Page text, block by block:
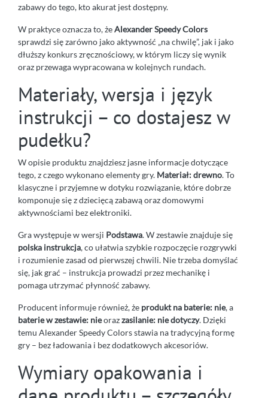
zabawy do tego, kto akurat jest dostępny.
W praktyce oznacza to, żeAlexander Speedy Colors
sprawdzi się zarówno jako aktywność „na chwilę”, jak i jako
dłuższy konkurs zręcznościowy, w którym liczy się wynik
oraz przewaga wypracowana w kolejnych rundach.
Materiały, wersja i język
instrukcji – co dostajesz w
pudełku?
W opisie produktu znajdziesz jasne informacje dotyczące
tego, z czego wykonano elementy gry. Materiał: drewno. To
klasyczne i przyjemne w dotyku rozwiązanie, które dobrze
komponuje się z dziecięcą zabawą oraz domowymi
aktywnościami bez elektroniki.
Gra występuje w wersji Podstawa. W zestawie znajduje się
polska instrukcja, co ułatwia szybkie rozpoczęcie rozgrywki
i rozumienie zasad od pierwszej chwili. Nie trzeba domyślać
się, jak grać – instrukcja prowadzi przez mechanikę i
pomaga utrzymać płynność zabawy.
Producent informuje również, że produkt na baterie: nie, a
baterie w zestawie: nieorazzasilanie: nie dotyczy. Dzięki
temu Alexander Speedy Colors stawia na tradycyjną formę
gry – bez ładowania i bez dodatkowych akcesoriów.
Wymiary opakowania i